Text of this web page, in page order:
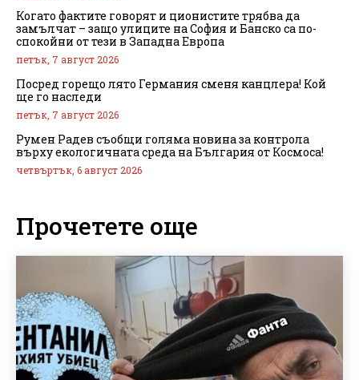
Когато фактите говорят и ционистите трябва да
замълчат – защо улиците на София и Банско са по-
спокойни от тези в Западна Европа
петък, 7 август 2026
Посред горещо лято Германия сменя канцлера! Кой
ще го наследи
петък, 7 август 2026
Румен Радев съобщи голяма новина за контрола
върху екологичната среда на България от Космоса!
четвъртък, 6 август 2026
Прочетете още